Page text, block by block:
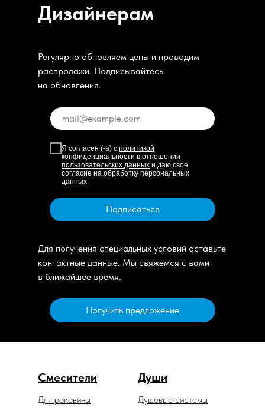
Дизайнерам
Регулярно обновляем цены и проводим
распродажи. Подписывайтесь
на обновления.
Я согласен (-а) с политикой
конфиденциальности в отношении
пользовательских данных и даю свое
согласие на обработку персональных
данных
Подписаться
Для получения специальных условий оставьте
контактные данные. Мы свяжемся с вами
в ближайшее время.
Получить предложение
Смесители Души
Душевые системы
Для раковины